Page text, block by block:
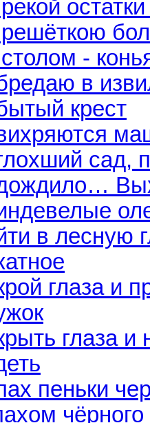
-
в
крест
сад,
в лесную
глаза и
глаза и
пеньки